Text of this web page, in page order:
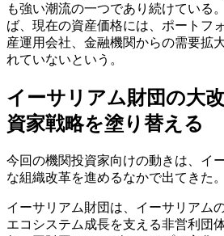
も強い潮流の一つであり続けている
ば、現在の資産価格には、ポートフ
産運用会社、金融機関からの需要拡
れていないという。
イーサリアム財団の大
資家戦略を塗り替える
今回の機関投資家向けの動きは、イ
な組織改革を進めるなかで出てきた。
イーサリアム財団は、イーサリアム
エコシステム成長を支える非営利団